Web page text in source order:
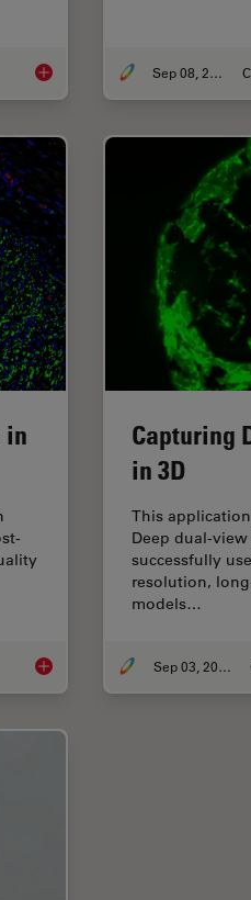
A Guide to C. elegans Research –
Sep 08, 2025
in
How to Image Axon Regeneration
Capturing
in 3D
This
Deep dual-
successfully
resolution,
models…
Sep 03, 2025